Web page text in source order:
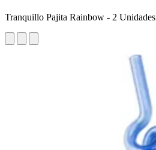
Tranquillo Pajita Rainbow - 2 Unidades